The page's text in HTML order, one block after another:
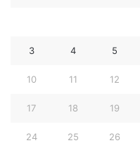
3 4 5
10 11 12
17 18 19
24 25 26